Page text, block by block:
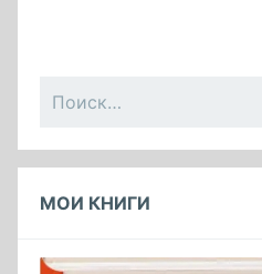
МОИ КНИГИ